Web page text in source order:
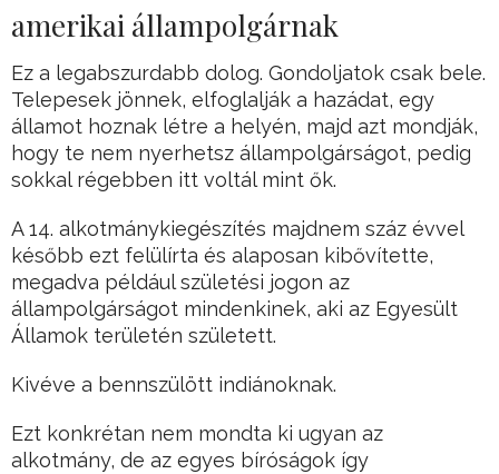
amerikai állampolgárnak
Ez a legabszurdabb dolog. Gondoljatok csak bele.
Telepesek jönnek, elfoglalják a hazádat, egy
államot hoznak létre a helyén, majd azt mondják,
hogy te nem nyerhetsz állampolgárságot, pedig
sokkal régebben itt voltál mint ők.
A 14. alkotmánykiegészítés majdnem száz évvel
később ezt felülírta és alaposan kibővítette,
megadva például születési jogon az
állampolgárságot mindenkinek, aki az Egyesült
Államok területén született.
Kivéve a bennszülött indiánoknak.
Ezt konkrétan nem mondta ki ugyan az
alkotmány, de az egyes bíróságok így